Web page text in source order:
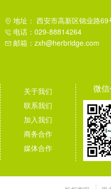
地址： 西安市高新区锦业路
电话：029-88814264
邮箱：zxh@herbridge.com
关于我们
联系我们
加入我们
商务合作
媒体合作
微